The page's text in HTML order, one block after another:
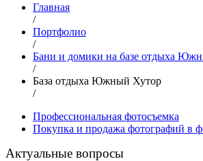
Главная
/
Портфолио
/
Бани и домики на базе отдыха
/
База отдыха Южный Хутор
/
Профессиональная фотосъемка
Покупка и продажа фотографий в
Актуальные вопросы